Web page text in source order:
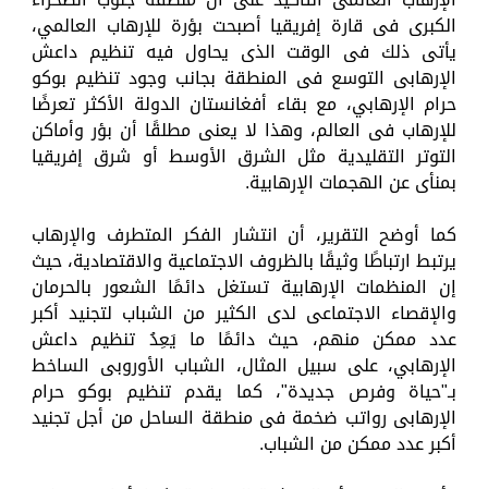
الكبرى فى قارة إفريقيا أصبحت بؤرة للإرهاب العالمي،
يأتى ذلك فى الوقت الذى يحاول فيه تنظيم داعش
الإرهابى التوسع فى المنطقة بجانب وجود تنظيم بوكو
حرام الإرهابي، مع بقاء أفغانستان الدولة الأكثر تعرضًا
للإرهاب فى العالم، وهذا لا يعنى مطلقًا أن بؤر وأماكن
التوتر التقليدية مثل الشرق الأوسط أو شرق إفريقيا
بمنأى عن الهجمات الإرهابية.
كما أوضح التقرير، أن انتشار الفكر المتطرف والإرهاب
يرتبط ارتباطًا وثيقًا بالظروف الاجتماعية والاقتصادية، حيث
إن المنظمات الإرهابية تستغل دائمًا الشعور بالحرمان
والإقصاء الاجتماعى لدى الكثير من الشباب لتجنيد أكبر
عدد ممكن منهم، حيث دائمًا ما يَعِدُ تنظيم داعش
الإرهابي، على سبيل المثال، الشباب الأوروبى الساخط
بـ"حياة وفرص جديدة"، كما يقدم تنظيم بوكو حرام
الإرهابى رواتب ضخمة فى منطقة الساحل من أجل تجنيد
أكبر عدد ممكن من الشباب.